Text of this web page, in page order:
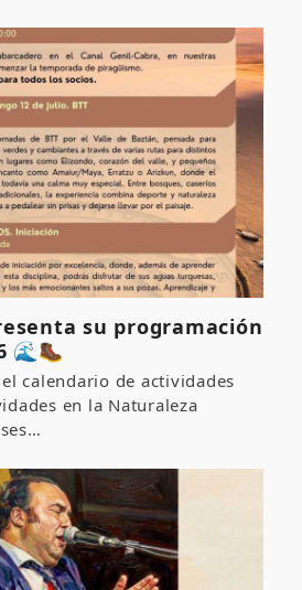
su programación
🌊🥾
calendario de actividades
en la Naturaleza